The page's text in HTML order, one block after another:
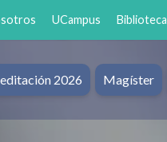
UCampus Biblioteca
2026 Magíster